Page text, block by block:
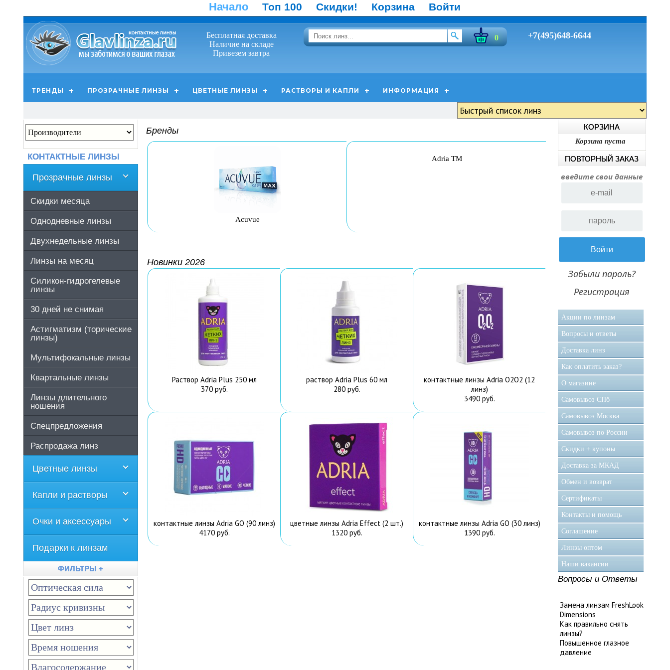
Начало Топ 100 Скидки! Корзина Войти
Бесплатная доставка
Наличие на складе
Привезем завтра
0 +7(495)648-6644
ТРЕНДЫ ПРОЗРАЧНЫЕ ЛИНЗЫ ЦВЕТНЫЕ ЛИНЗЫ РАСТВОРЫ И КАПЛИ ИНФОРМАЦИЯ
Бренды
Acuvue
Adria TM
Новинки 2026
Раствор Adria Plus 250 мл
370 руб.
раствор Adria Plus 60 мл
280 руб.
контактные линзы Adria O2O2 (12
линз)
3490 руб.
контактные линзы Adria GO (90 линз)
4170 руб.
цветные линзы Adria Effect (2 шт.)
1320 руб.
контактные линзы Adria GO (30 линз)
1390 руб.
КОНТАКТНЫЕ ЛИНЗЫ
Прозрачные линзы
Скидки месяца
Однодневные линзы
Двухнедельные линзы
Линзы на месяц
Силикон-гидрогелевые
линзы
30 дней не снимая
Астигматизм (торические
линзы)
Мультифокальные линзы
Квартальные линзы
Линзы длительного
ношения
Спецпредложения
Распродажа линз
Цветные линзы
Капли и растворы
Очки и аксессуары
Подарки к линзам
ФИЛЬТРЫ +
КОРЗИНА
Корзина пуста
ПОВТОРНЫЙ ЗАКАЗ
введите свои данные
Забыли пароль?
Регистрация
Акции по линзам
Вопросы и ответы
Доставка линз
Как оплатить заказ?
О магазине
Самовывоз CПб
Самовывоз Москва
Самовывоз по России
Скидки + купоны
Доставка за МКАД
Обмен и возврат
Сертификаты
Контакты и помощь
Соглашение
Линзы оптом
Наши вакансии
Вопросы и Ответы
Замена линзам FreshLook
Dimensions
Как правильно снять
линзы?
Повышенное глазное
давление